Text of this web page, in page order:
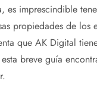
es imprescindible
propiedades de los
que AK Digital
breve guía